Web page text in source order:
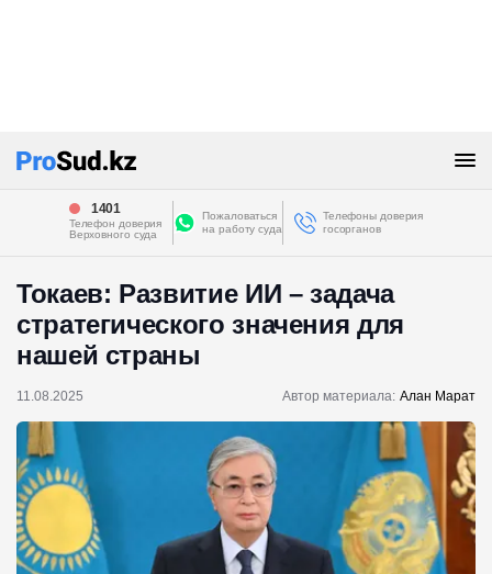
1401
Телефон доверия
Верховного суда
Пожаловаться
на работу суда
Телефоны доверия
госорганов
Токаев: Развитие ИИ – задача
стратегического значения для
нашей страны
11.08.2025 Автор материала: Алан Марат